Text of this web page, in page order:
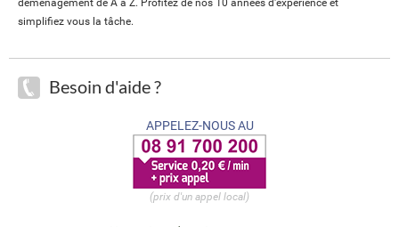
déménagement de A à Z. Profitez de nos 10 années d'expérience et
simplifiez vous la tâche.
Besoin d'aide ?
APPELEZ-NOUS AU
(prix d'un appel local)